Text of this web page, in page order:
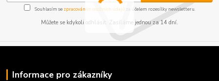
Souhlasím se zpracováním osobních údajůza účelem rozesílky newsletteru.
Můžete se kdykoli odhlásit. Zasíláme jednou za 14 dní.
Informace pro zákazníky